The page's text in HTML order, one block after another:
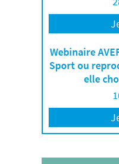
Webinaire
Sport ou
elle